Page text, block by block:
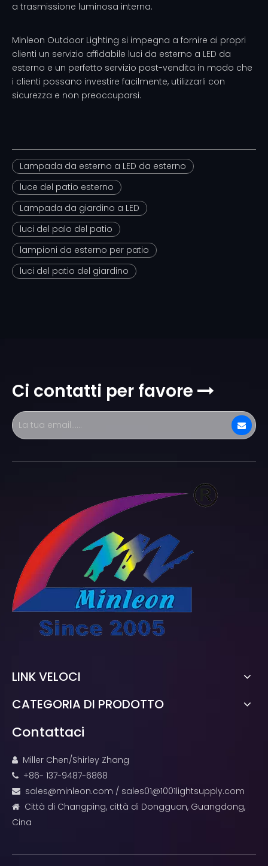
a trasmissione luminosa interna.
Minleon Outdoor Lighting si impegna a fornire ai propri
clienti un servizio affidabile luci da esterno a LED da
esterno e un perfetto servizio post-vendita in modo che
i clienti possano investire facilmente, utilizzarli con
sicurezza e non preoccuparsi.
Lampada da esterno a LED da esterno
luce del patio esterno
Lampada da giardino a LED
luci del palo del patio
lampioni da esterno per patio
luci del patio del giardino
Ci contatti per favore 
LINK VELOCI
CATEGORIA DI PRODOTTO
Contattaci
 Miller Chen/Shirley Zhang
 +86- 137-9487-6868
 sales@minleon.com / sales01@1001lightsupply.com

Città di Changping, città di Dongguan, Guangdong,
Cina